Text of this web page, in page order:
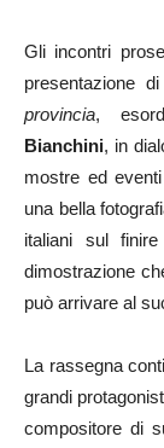
Gli incontri
presentazione di
provincia,
Bianchini, in
mostre ed
una bella
italiani sul
dimostrazione
può arrivare al
La rassegna
grandi
compositore di